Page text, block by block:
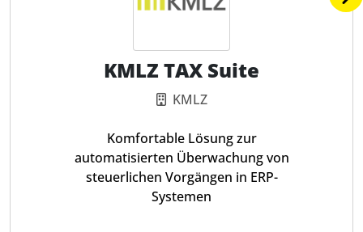
KMLZ TAX Suite
KMLZ
Komfortable Lösung zur
automatisierten Überwachung von
steuerlichen Vorgängen in ERP-
Systemen